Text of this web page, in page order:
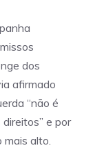
dos
afirmado
“não é
e por
mais alto.